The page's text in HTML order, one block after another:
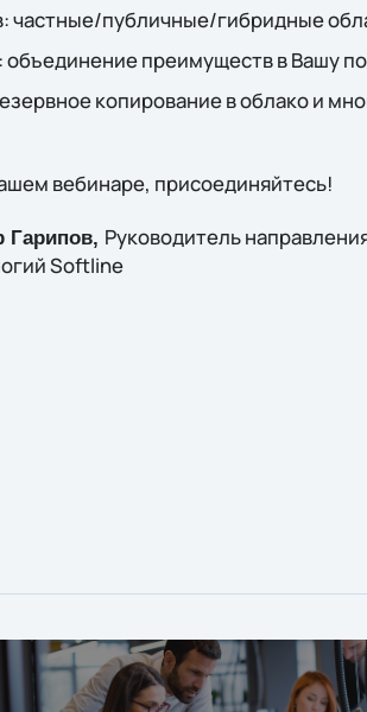
частные/публичные/гибридные
преимуществ в Вашу
копирование в облако и
вебинаре, присоединяйтесь!
Гарипов, Руководитель
Softline